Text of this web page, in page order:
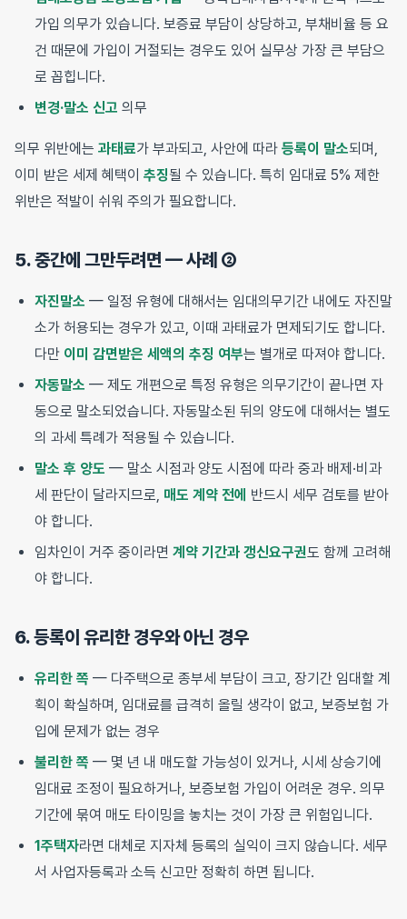
가입 의무가 있습니다. 보증료 부담이 상당하고, 부채비율 등 요
건 때문에 가입이 거절되는 경우도 있어 실무상 가장 큰 부담으
로 꼽힙니다.
변경·말소 신고 의무
의무 위반에는 과태료가 부과되고, 사안에 따라 등록이 말소되며,
이미 받은 세제 혜택이 추징될 수 있습니다. 특히 임대료 5% 제한
위반은 적발이 쉬워 주의가 필요합니다.
5. 중간에 그만두려면 — 사례 ②
자진말소 — 일정 유형에 대해서는 임대의무기간 내에도 자진말
소가 허용되는 경우가 있고, 이때 과태료가 면제되기도 합니다.
다만 이미 감면받은 세액의 추징 여부는 별개로 따져야 합니다.
자동말소 — 제도 개편으로 특정 유형은 의무기간이 끝나면 자
동으로 말소되었습니다. 자동말소된 뒤의 양도에 대해서는 별도
의 과세 특례가 적용될 수 있습니다.
말소 후 양도 — 말소 시점과 양도 시점에 따라 중과 배제·비과
세 판단이 달라지므로, 매도 계약 전에 반드시 세무 검토를 받아
야 합니다.
임차인이 거주 중이라면 계약 기간과 갱신요구권도 함께 고려해
야 합니다.
6. 등록이 유리한 경우와 아닌 경우
유리한 쪽 — 다주택으로 종부세 부담이 크고, 장기간 임대할 계
획이 확실하며, 임대료를 급격히 올릴 생각이 없고, 보증보험 가
입에 문제가 없는 경우
불리한 쪽 — 몇 년 내 매도할 가능성이 있거나, 시세 상승기에
임대료 조정이 필요하거나, 보증보험 가입이 어려운 경우. 의무
기간에 묶여 매도 타이밍을 놓치는 것이 가장 큰 위험입니다.
1주택자라면 대체로 지자체 등록의 실익이 크지 않습니다. 세무
서 사업자등록과 소득 신고만 정확히 하면 됩니다.